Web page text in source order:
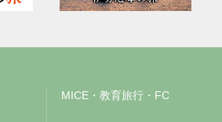
MICE・教育旅行・FC